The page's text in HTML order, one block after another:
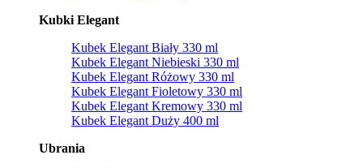
Kubki Elegant
Kubek Elegant Biały 330 ml
Kubek Elegant Niebieski 330 ml
Kubek Elegant Różowy 330 ml
Kubek Elegant Fioletowy 330 ml
Kubek Elegant Kremowy 330 ml
Kubek Elegant Duży 400 ml
Ubrania